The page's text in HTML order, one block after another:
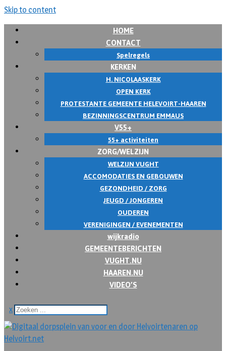
Skip to content
HOME
CONTACT
Spelregels
KERKEN
H. NICOLAASKERK
OPEN KERK
PROTESTANTE GEMEENTE HELEVOIRT-HAAREN
BEZINNINGSCENTRUM EMMAUS
V55+
55+ activiteiten
ZORG/WELZIJN
WELZIJN VUGHT
ACCOMODATIES EN GEBOUWEN
GEZONDHEID / ZORG
JEUGD / JONGEREN
OUDEREN
VERENIGINGEN / EVENEMENTEN
wijkradio
GEMEENTEBERICHTEN
VUGHT.NU
HAAREN.NU
VIDEO’S
x